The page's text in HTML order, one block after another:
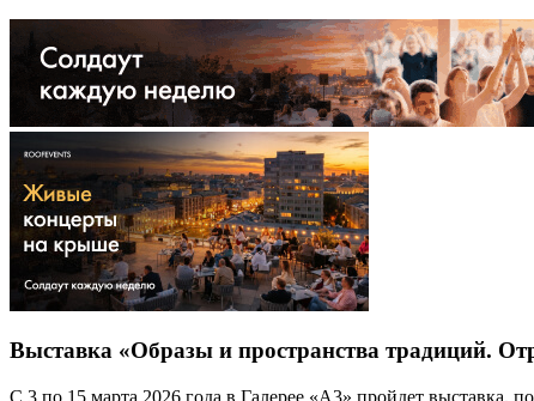
Выставка «Образы и пространства традиций.
С 3 по 15 марта 2026 года в Галерее «А3» пройдет выставка,